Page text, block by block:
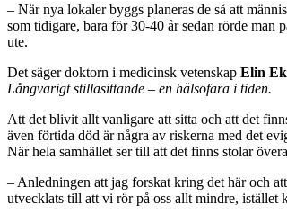
– När nya lokaler byggs planeras de så att
som tidigare, bara för 30-40 år sedan rörde man
ute.
Det säger doktorn i medicinsk vetenskap Elin
Långvarigt stillasittande – en hälsofara i tiden.
Att det blivit allt vanligare att sitta och att det
även förtida död är några av riskerna med det
När hela samhället ser till att det finns stolar
– Anledningen att jag forskat kring det här och
utvecklats till att vi rör på oss allt mindre, istället